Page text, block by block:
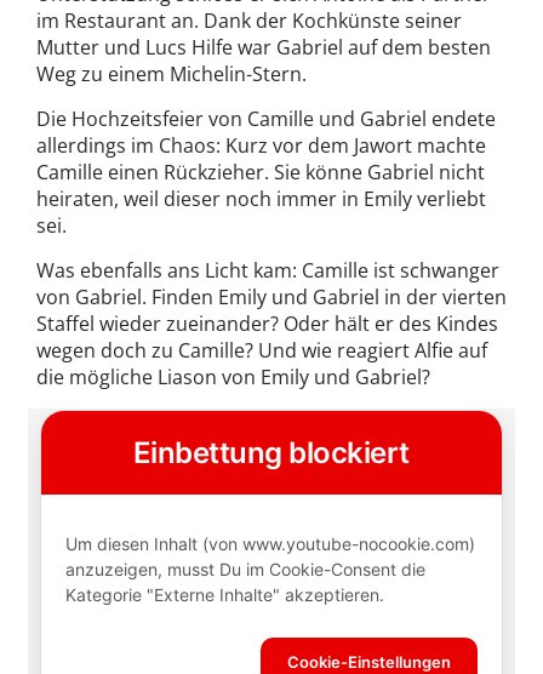
im Restaurant an. Dank der Kochkünste seiner
Mutter und Lucs Hilfe war Gabriel auf dem besten
Weg zu einem Michelin-Stern.
Die Hochzeitsfeier von Camille und Gabriel endete
allerdings im Chaos: Kurz vor dem Jawort machte
Camille einen Rückzieher. Sie könne Gabriel nicht
heiraten, weil dieser noch immer in Emily verliebt
sei.
Was ebenfalls ans Licht kam: Camille ist schwanger
von Gabriel. Finden Emily und Gabriel in der vierten
Staffel wieder zueinander? Oder hält er des Kindes
wegen doch zu Camille? Und wie reagiert Alfie auf
die mögliche Liason von Emily und Gabriel?